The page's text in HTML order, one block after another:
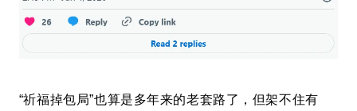
“祈福掉包局”也算是多年来的老套路了，但架不住有